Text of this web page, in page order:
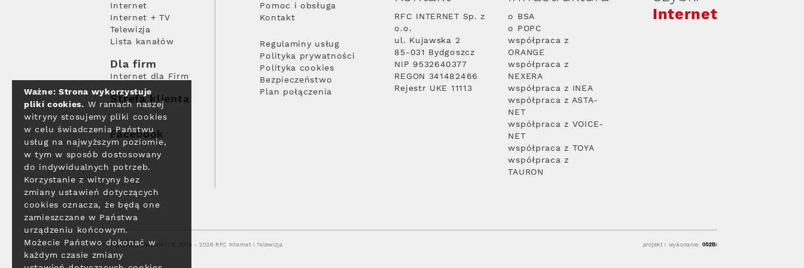
Internet
Internet + TV
Telewizja
Lista kanałów
Dla firm
Internet dla Firm
Strefa klienta
Facebook
Pomoc i obsługa
Kontakt
Regulaminy usług
Polityka prywatności
Polityka cookies
Bezpieczeństwo
Plan połączenia
RFC INTERNET Sp. z
o.o.
ul. Kujawska 2
85-031 Bydgoszcz
NIP 9532640377
REGON 341482466
Rejestr UKE 11113
o BSA
o POPC
współpraca z
ORANGE
współpraca z
NEXERA
współpraca z INEA
współpraca z ASTA-
NET
współpraca z VOICE-
NET
współpraca z TOYA
współpraca z
TAURON
Internet
Polityka prywatności © 2004 - 2026 RFC Internet i Telewizja projekt i wykonanie:
Ważne: Strona wykorzystuje
pliki cookies. W ramach naszej
witryny stosujemy pliki cookies
w celu świadczenia Państwu
usług na najwyższym poziomie,
w tym w sposób dostosowany
do indywidualnych potrzeb.
Korzystanie z witryny bez
zmiany ustawień dotyczących
cookies oznacza, że będą one
zamieszczane w Państwa
urządzeniu końcowym.
Możecie Państwo dokonać w
każdym czasie zmiany